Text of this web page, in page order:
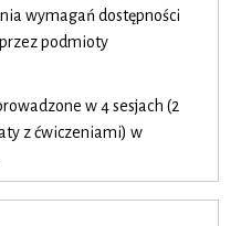
wymagań dostępności
podmioty
w 4 sesjach (2
z ćwiczeniami) w